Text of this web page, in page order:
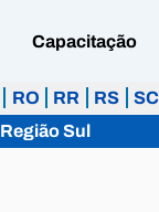
Capacitação
RO RR RS SC
Região Sul